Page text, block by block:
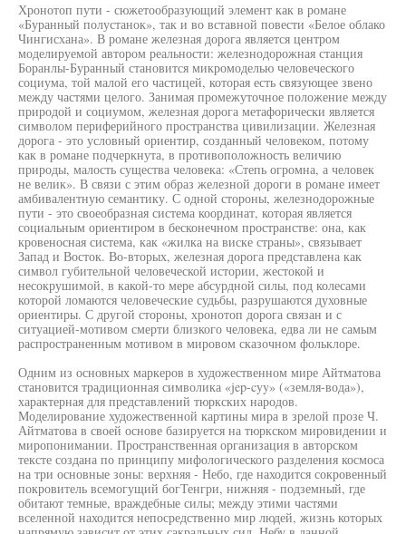
Хронотоп пути - сюжетообразующий элемент как в романе
«Буранный полустанок», так и во вставной повести «Белое облако
Чингисхана». В романе железная дорога является центром
моделируемой автором реальности: железнодорожная станция
Боранлы-Буранный становится микромоделью человеческого
социума, той малой его частицей, которая есть связующее звено
между частями целого. Занимая промежуточное положение между
природой и социумом, железная дорога метафорически является
символом периферийного пространства цивилизации. Железная
дорога - это условный ориентир, созданный человеком, потому
как в романе подчеркнута, в противоположность величию
природы, малость существа человека: «Степь огромна, а человек
не велик». В связи с этим образ железной дороги в романе имеет
амбивалентную семантику. С одной стороны, железнодорожные
пути - это своеобразная система координат, которая является
социальным ориентиром в бесконечном пространстве: она, как
кровеносная система, как «жилка на виске страны», связывает
Запад и Восток. Во-вторых, железная дорога представлена как
символ губительной человеческой истории, жестокой и
несокрушимой, в какой-то мере абсурдной силы, под колесами
которой ломаются человеческие судьбы, разрушаются духовные
ориентиры. С другой стороны, хронотоп дорога связан и с
ситуацией-мотивом смерти близкого человека, едва ли не самым
распространенным мотивом в мировом сказочном фольклоре.
Одним из основных маркеров в художественном мире Айтматова
становится традиционная символика «jep-cyy» («земля-вода»),
характерная для представлений тюркских народов.
Моделирование художественной картины мира в зрелой прозе Ч.
Айтматова в своей основе базируется на тюркском мировидении и
миропонимании. Пространственная организация в авторском
тексте создана по принципу мифологического разделения космоса
на три основные зоны: верхняя - Небо, где находится сокровенный
покровитель всемогущий богТенгри, нижняя - подземный, где
обитают темные, враждебные силы; между этими частями
вселенной находится непосредственно мир людей, жизнь которых